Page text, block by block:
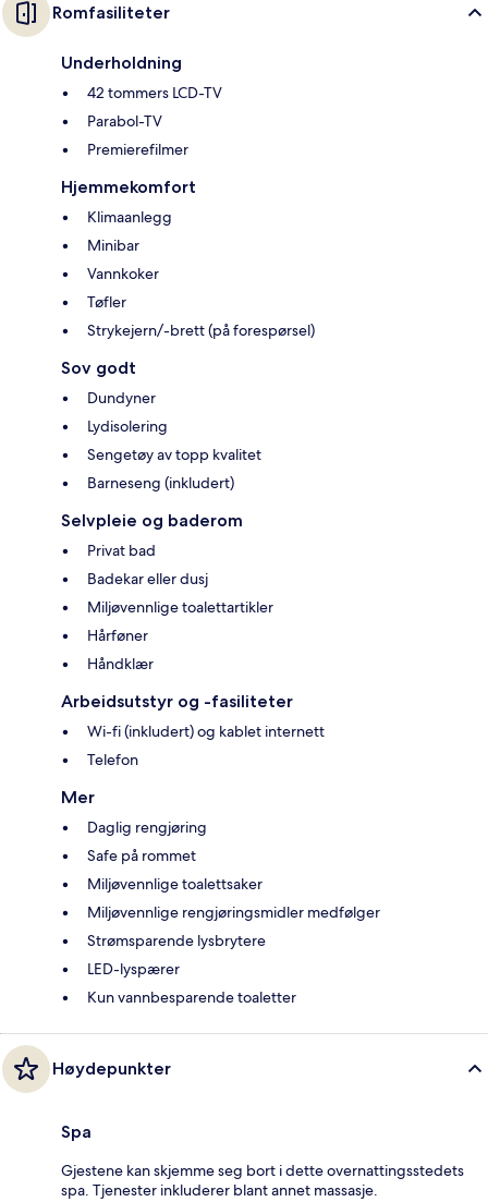
Romfasiliteter
Underholdning
42 tommers LCD-TV
Parabol-TV
Premierefilmer
Hjemmekomfort
Klimaanlegg
Minibar
Vannkoker
Tøfler
Strykejern/-brett (på forespørsel)
Sov godt
Dundyner
Lydisolering
Sengetøy av topp kvalitet
Barneseng (inkludert)
Selvpleie og baderom
Privat bad
Badekar eller dusj
Miljøvennlige toalettartikler
Hårføner
Håndklær
Arbeidsutstyr og -fasiliteter
Wi-fi (inkludert) og kablet internett
Telefon
Mer
Daglig rengjøring
Safe på rommet
Miljøvennlige toalettsaker
Miljøvennlige rengjøringsmidler medfølger
Strømsparende lysbrytere
LED-lyspærer
Kun vannbesparende toaletter
Høydepunkter
Spa
Gjestene kan skjemme seg bort i dette overnattingsstedets
spa. Tjenester inkluderer blant annet massasje.